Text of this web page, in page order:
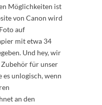
Möglichkeiten ist
von Canon wird
auf
mit etwa 34
Und hey, wir
für unser
es unlogisch, wenn
an den